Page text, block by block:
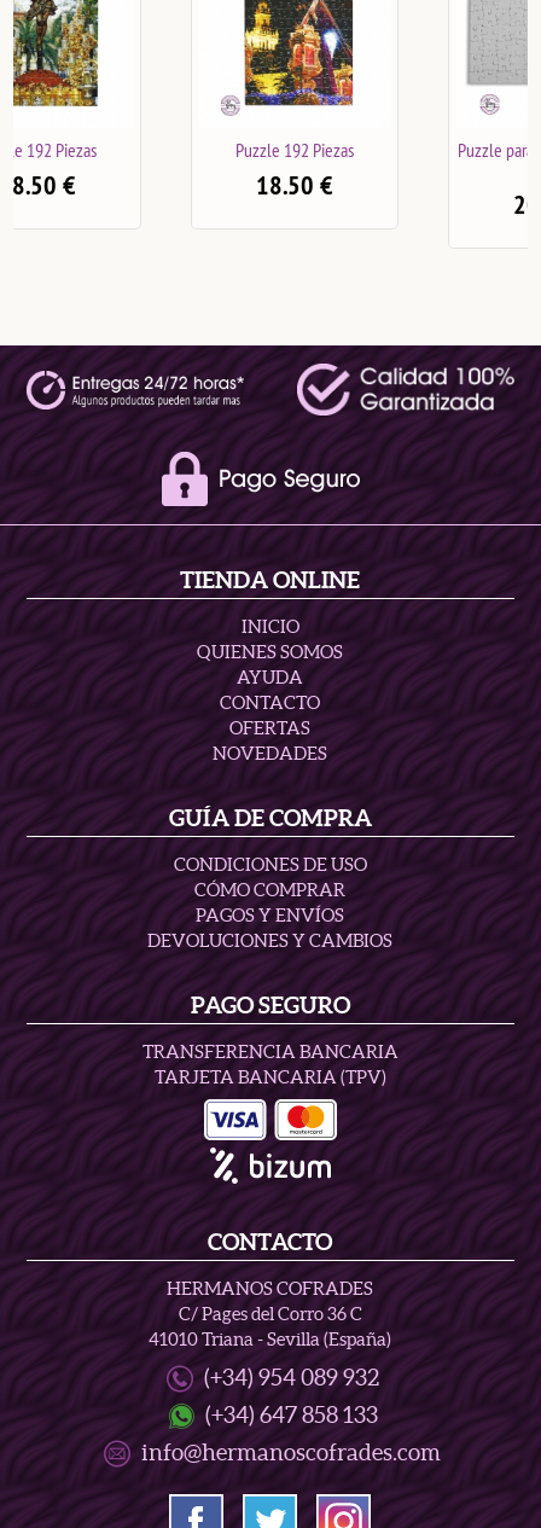
Puzzle para personalizar 192
TIENDA ONLINE
INICIO
QUIENES SOMOS
AYUDA
CONTACTO
OFERTAS
NOVEDADES
GUÍA DE COMPRA
CONDICIONES DE USO
CÓMO COMPRAR
PAGOS Y ENVÍOS
DEVOLUCIONES Y CAMBIOS
PAGO SEGURO
TRANSFERENCIA BANCARIA
TARJETA BANCARIA (TPV)
CONTACTO
HERMANOS COFRADES
C/ Pages del Corro 36 C
41010 Triana - Sevilla (España)
(+34) 954 089 932
(+34) 647 858 133
info@hermanoscofrades.com